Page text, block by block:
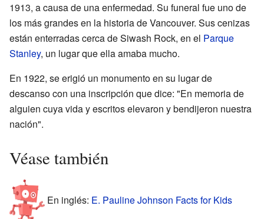
1913, a causa de una enfermedad. Su funeral fue uno de
los más grandes en la historia de Vancouver. Sus cenizas
están enterradas cerca de Siwash Rock, en el Parque
Stanley, un lugar que ella amaba mucho.
En 1922, se erigió un monumento en su lugar de
descanso con una inscripción que dice: "En memoria de
alguien cuya vida y escritos elevaron y bendijeron nuestra
nación".
Véase también
En inglés: E. Pauline Johnson Facts for Kids